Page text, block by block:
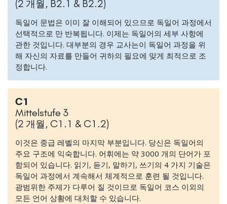
(2 개월, B2.1 & B2.2)
독일어 문법은 이미 잘 이해되어 있으므로 독일어 과정에서
선택적으로 만 반복됩니다. 이제는 독일어의 세부 사항에
관한 것입니다. 대부분의 경우 교사는이 독일어 과정을 위
해 자신의 자료를 만들어 귀하의 필요에 맞게 최적으로 조
정합니다.
C1
Mittelstufe 3
(2 개월, C1.1 & C1.2)
이것은 중급 레벨의 마지막 부분입니다. 당신은 독일어의
주요 구조에 익숙합니다. 어휘에는 약 3000 개의 단어가 포
함되어 있습니다. 읽기, 듣기, 말하기, 쓰기의 4 가지 기술은
독일어 과정에서 계속해서 체계적으로 훈련 될 것입니다.
광범위한 주제가 다루어 질 것이므로 독일어 코스 이외의
모든 언어 상황에 대처할 수 있습니다.